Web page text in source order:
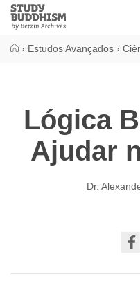
Close
Study
Buddhism
› Estudos Avançados ›
Lógica
Ajudar
Dr.
on